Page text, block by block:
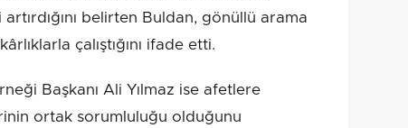
belirten Buldan, gönüllü arama
çalıştığını ifade etti.
Başkanı Ali Yılmaz ise afetlere
ortak sorumluluğu olduğunu